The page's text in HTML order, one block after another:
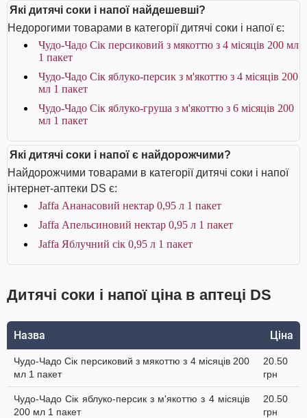
Які дитячі соки і напої найдешевші?
Недорогими товарами в категорії дитячі соки і напої є:
Чудо-Чадо Сік персиковий з мякоттю з 4 місяців 200 мл
1 пакет
Чудо-Чадо Сік яблуко-персик з м'якоттю з 4 місяців 200
мл 1 пакет
Чудо-Чадо Сік яблуко-груша з м'якоттю з 6 місяців 200
мл 1 пакет
Які дитячі соки і напої є найдорожчими?
Найдорожчими товарами в категорії дитячі соки і напої
інтернет-аптеки DS є:
Jaffa Ананасовий нектар 0,95 л 1 пакет
Jaffa Апельсиновий нектар 0,95 л 1 пакет
Jaffa Яблучний сік 0,95 л 1 пакет
Дитячі соки і напої ціна в аптеці DS
Назва Ціна
Чудо-Чадо Сік персиковий з мякоттю з 4 місяців 200
мл 1 пакет
20.50
грн
Чудо-Чадо Сік яблуко-персик з м'якоттю з 4 місяців
200 мл 1 пакет
20.50
грн